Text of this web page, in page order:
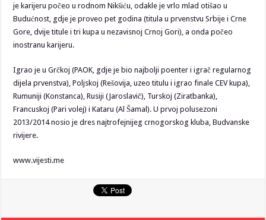
je karijeru počeo u rodnom Nikšiću, odakle je vrlo mlad otišao u
Budućnost, gdje je proveo pet godina (titula u prvenstvu Srbije i Crne
Gore, dvije titule i tri kupa u nezavisnoj Crnoj Gori), a onda počeo
inostranu karijeru.
Igrao je u Grčkoj (PAOK, gdje je bio najbolji poenter i igrač regularnog
dijela prvenstva), Poljskoj (Rešovija, uzeo titulu i igrao finale CEV kupa),
Rumuniji (Konstanca), Rusiji (Jaroslavič), Turskoj (Ziratbanka),
Francuskoj (Pari volej) i Kataru (Al Šamal). U prvoj polusezoni
2013/2014 nosio je dres najtrofejnijeg crnogorskog kluba, Budvanske
rivijere.
www.vijesti.me